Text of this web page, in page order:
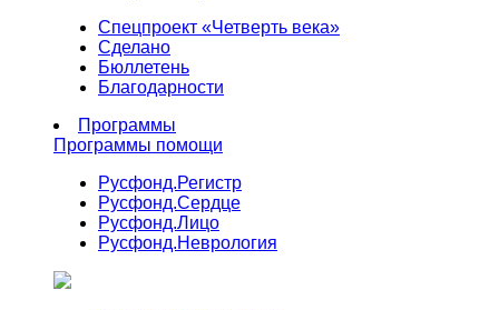
Спецпроект «Четверть века»
Сделано
Бюллетень
Благодарности
Программы
Программы помощи
Русфонд.Регистр
Русфонд.Сердце
Русфонд.Лицо
Русфонд.Неврология